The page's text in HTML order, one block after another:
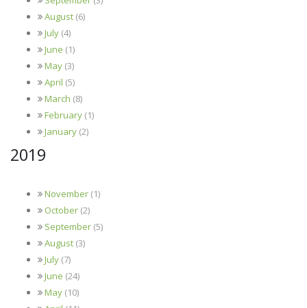
August (6)
July (4)
June (1)
May (3)
April (5)
March (8)
February (1)
January (2)
2019
November (1)
October (2)
September (5)
August (3)
July (7)
June (24)
May (10)